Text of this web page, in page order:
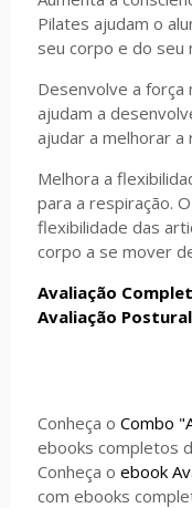
Pilates ajudam o
seu corpo e do seu
Desenvolve a força
ajudam a
ajudar a melhorar a
Melhora a
para a respiração.
flexibilidade das
corpo a se mover
Avaliação
Avaliação
Conheça o Combo
ebooks completos
Conheça o ebook
com ebooks